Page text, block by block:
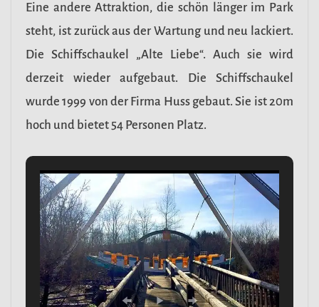
Eine andere Attraktion, die schön länger im Park
steht, ist zurück aus der Wartung und neu lackiert.
Die Schiffschaukel „Alte Liebe“. Auch sie wird
derzeit wieder aufgebaut. Die Schiffschaukel
wurde 1999 von der Firma Huss gebaut. Sie ist 20m
hoch und bietet 54 Personen Platz.